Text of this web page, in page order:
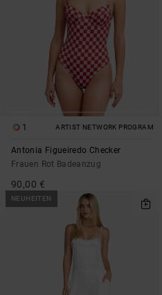
1 ARTIST NETWORK PROGRAM
Antonia Figueiredo Checker
Frauen Rot Badeanzug
90,00 €
NEUHEITEN